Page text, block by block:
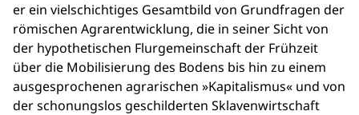
er ein vielschichtiges Gesamtbild von Grundfragen der
römischen Agrarentwicklung, die in seiner Sicht von
der hypothetischen Flurgemeinschaft der Frühzeit
über die Mobilisierung des Bodens bis hin zu einem
ausgesprochenen agrarischen »Kapitalismus« und von
der schonungslos geschilderten Sklavenwirtschaft